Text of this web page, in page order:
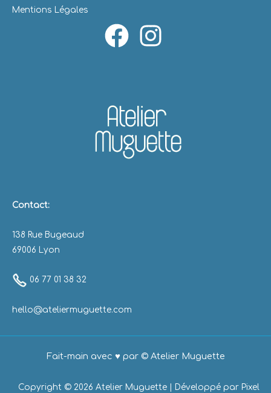
Mentions Légales
Contact:
138 Rue Bugeaud
69006 Lyon
06 77 01 38 32
hello@ateliermuguette.com
Fait-main avec ♥ par © Atelier Muguette
Copyright © 2026 Atelier Muguette | Développé par Pixel